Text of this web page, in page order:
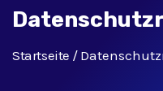
Startseite